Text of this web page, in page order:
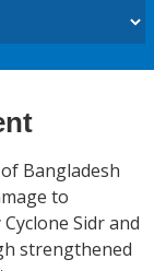
Bangladesh
to
Sidr and
strengthened